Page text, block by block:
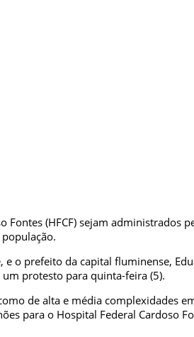
Fontes (HFCF) sejam administrados
e o prefeito da capital fluminense,
um protesto para quinta-feira (5).
de alta e média complexidades
para o Hospital Federal Cardoso